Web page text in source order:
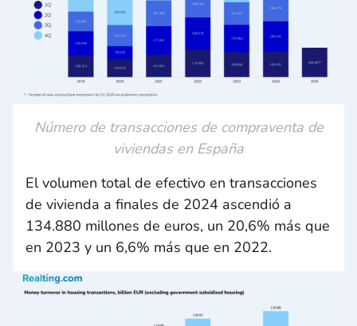
Número de transacciones de compraventa de
viviendas en España
El volumen total de efectivo en transacciones
de vivienda a finales de 2024 ascendió a
134.880 millones de euros, un 20,6% más que
en 2023 y un 6,6% más que en 2022.